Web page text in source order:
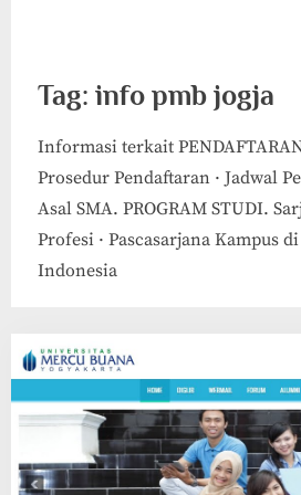
Tag: info pmb jogja
Informasi terkait
Prosedur Pendaftaran · Jadwal
Asal SMA. PROGRAM STUDI.
Profesi · Pascasarjana Kampus
Indonesia